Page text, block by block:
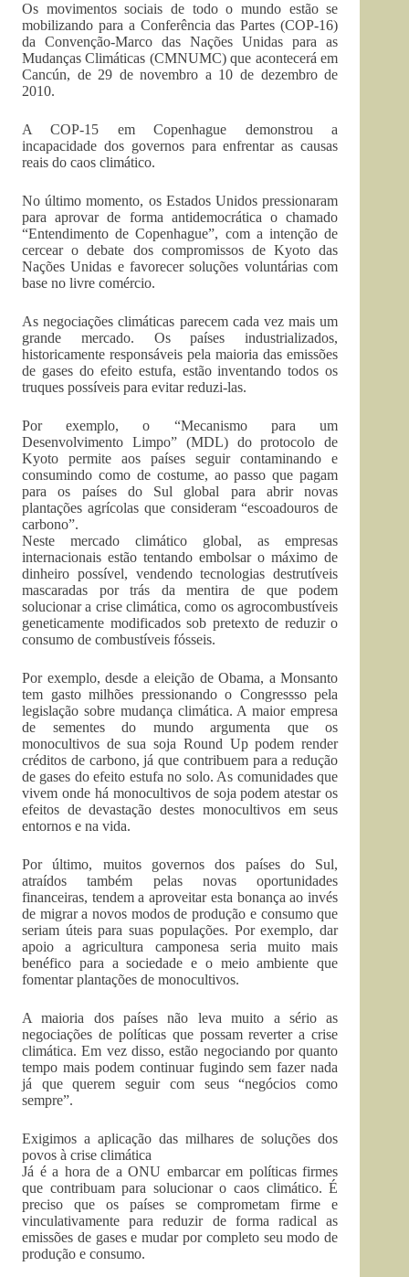
Os movimentos sociais de todo o mundo estão se
mobilizando para a Conferência das Partes (COP-16)
da Convenção-Marco das Nações Unidas para as
Mudanças Climáticas (CMNUMC) que acontecerá em
Cancún, de 29 de novembro a 10 de dezembro de
2010.
A COP-15 em Copenhague demonstrou a
incapacidade dos governos para enfrentar as causas
reais do caos climático.
No último momento, os Estados Unidos pressionaram
para aprovar de forma antidemocrática o chamado
“Entendimento de Copenhague”, com a intenção de
cercear o debate dos compromissos de Kyoto das
Nações Unidas e favorecer soluções voluntárias com
base no livre comércio.
As negociações climáticas parecem cada vez mais um
grande mercado. Os países industrializados,
historicamente responsáveis pela maioria das emissões
de gases do efeito estufa, estão inventando todos os
truques possíveis para evitar reduzi-las.
Por exemplo, o “Mecanismo para um
Desenvolvimento Limpo” (MDL) do protocolo de
Kyoto permite aos países seguir contaminando e
consumindo como de costume, ao passo que pagam
para os países do Sul global para abrir novas
plantações agrícolas que consideram “escoadouros de
carbono”.
Neste mercado climático global, as empresas
internacionais estão tentando embolsar o máximo de
dinheiro possível, vendendo tecnologias destrutíveis
mascaradas por trás da mentira de que podem
solucionar a crise climática, como os agrocombustíveis
geneticamente modificados sob pretexto de reduzir o
consumo de combustíveis fósseis.
Por exemplo, desde a eleição de Obama, a Monsanto
tem gasto milhões pressionando o Congressso pela
legislação sobre mudança climática. A maior empresa
de sementes do mundo argumenta que os
monocultivos de sua soja Round Up podem render
créditos de carbono, já que contribuem para a redução
de gases do efeito estufa no solo. As comunidades que
vivem onde há monocultivos de soja podem atestar os
efeitos de devastação destes monocultivos em seus
entornos e na vida.
Por último, muitos governos dos países do Sul,
atraídos também pelas novas oportunidades
financeiras, tendem a aproveitar esta bonança ao invés
de migrar a novos modos de produção e consumo que
seriam úteis para suas populações. Por exemplo, dar
apoio a agricultura camponesa seria muito mais
benéfico para a sociedade e o meio ambiente que
fomentar plantações de monocultivos.
A maioria dos países não leva muito a sério as
negociações de políticas que possam reverter a crise
climática. Em vez disso, estão negociando por quanto
tempo mais podem continuar fugindo sem fazer nada
já que querem seguir com seus “negócios como
sempre”.
Exigimos a aplicação das milhares de soluções dos
povos à crise climática
Já é a hora de a ONU embarcar em políticas firmes
que contribuam para solucionar o caos climático. É
preciso que os países se comprometam firme e
vinculativamente para reduzir de forma radical as
emissões de gases e mudar por completo seu modo de
produção e consumo.